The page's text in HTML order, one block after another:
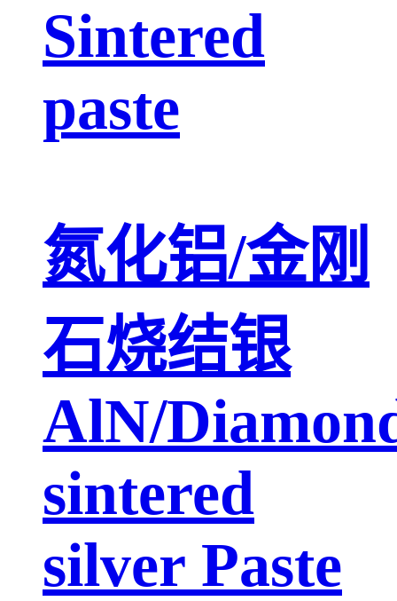
Sintered
paste
氮化铝/金刚
石烧结银
AlN/
sintered
silver Paste